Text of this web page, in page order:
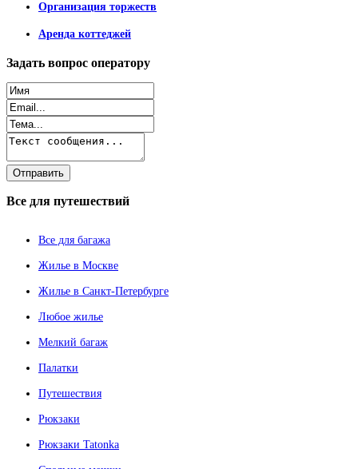
Организация торжеств
Аренда коттеджей
Задать вопрос оператору
Все для путешествий
Все для багажа
Жилье в Москве
Жилье в Санкт-Петербурге
Любое жилье
Мелкий багаж
Палатки
Путешествия
Рюкзаки
Рюкзаки Tatonka